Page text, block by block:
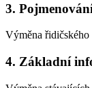
3.
Výměna řidičského
4. Základní